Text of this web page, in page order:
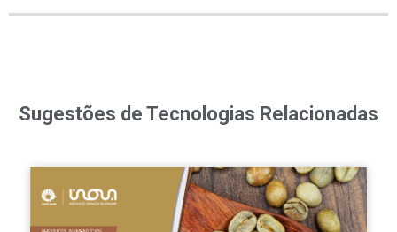
Sugestões de Tecnologias Relacionadas